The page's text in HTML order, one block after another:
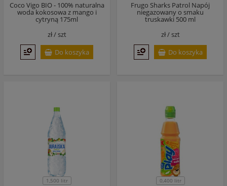
Coco Vigo BIO - 100% naturalna
woda kokosowa z mango i
cytryną 175ml
zł /szt
Do koszyka
Frugo Sharks Patrol Napój
niegazowany o smaku
truskawki 500 ml
zł /szt
Do koszyka
1,500 litr 0,400 litr